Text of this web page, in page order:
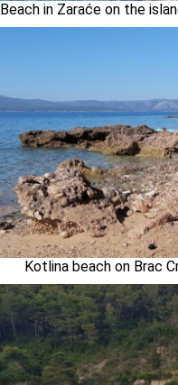
Beach in Zaraće on the
Kotlina beach on Brac